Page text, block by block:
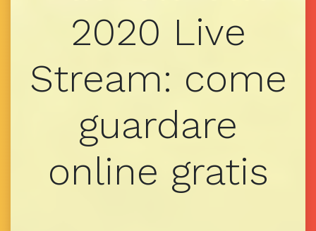
2020 Live
Stream: come
guardare
online gratis